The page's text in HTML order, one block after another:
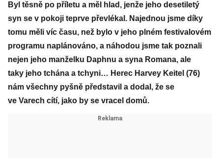
Byl těsně po příletu a měl hlad, jenže jeho desetiletý
syn se v pokoji teprve převlékal. Najednou jsme díky
tomu měli víc času, než bylo v jeho plném festivalovém
programu naplánováno, a náhodou jsme tak poznali
nejen jeho manželku Daphnu a syna Romana, ale
taky jeho tchána a tchyni… Herec Harvey Keitel (76)
nám všechny pyšně představil a dodal, že se
ve Varech cítí, jako by se vracel domů.